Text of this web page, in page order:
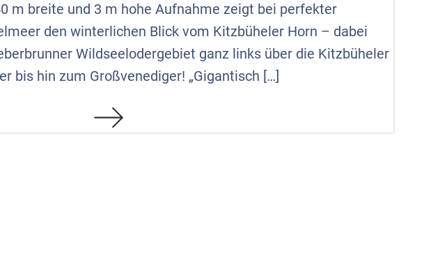
m breite und 3 m hohe Aufnahme zeigt bei perfekter
den winterlichen Blick vom Kitzbüheler Horn – dabei
Wildseelodergebiet ganz links über die Kitzbüheler
bis hin zum Großvenediger! „Gigantisch […]